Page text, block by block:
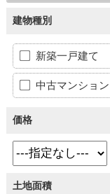
建物種別
新築一戸建て
中古マンション
価格
土地面積